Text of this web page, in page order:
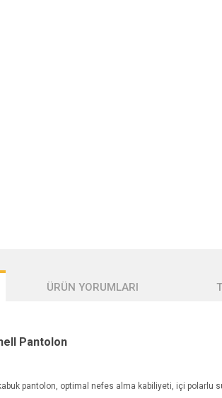
ÜRÜN YORUMLARI
Pantolon
pantolon, optimal nefes alma kabiliyeti, içi